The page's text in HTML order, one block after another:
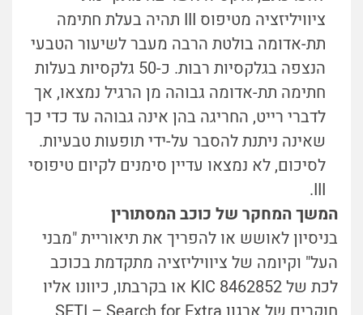
ציוויליזציה מטיפוס III תהיה בעלת חתימה
תת-אדומה בולטת הרבה מעבר לשיעור הטבעי
הנצפה בגלקסיות רבות. כ-50 גלקסיות בעלות
חתימה תת-אדומה גבוהה מן הרגיל נמצאו, אך
לדברי רייט, החריגה בהן אינה גבוהה עד כדי כך
שאינה ניתנת להסבר על-ידי תופעות טבעיות.
לסיכום, לא נמצאו עדיין סימנים לקיום טיפוסי
III.
המשך המחקר של כוכב המסתורין
בניסיון לאושש או להפריך את תיאוריית "מבני
העל" וקיומה של ציוויליזציה מתקדמת בכוכב
לכת של KIC 8462852 או בקרבתו, כיוונו אליו